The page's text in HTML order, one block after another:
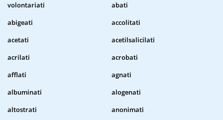
volontariati
abati
abigeati
accolitati
acetati
acetilsalicilati
acrilati
acrobati
afflati
agnati
albuminati
alogenati
altostrati
anonimati